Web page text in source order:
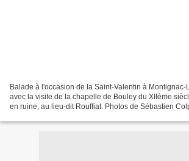
Balade à l'occasion de la Saint-Valentin à
avec la visite de la chapelle de Bouley du XIIème
en ruine, au lieu-dit Rouffiat. Photos de Sébastien